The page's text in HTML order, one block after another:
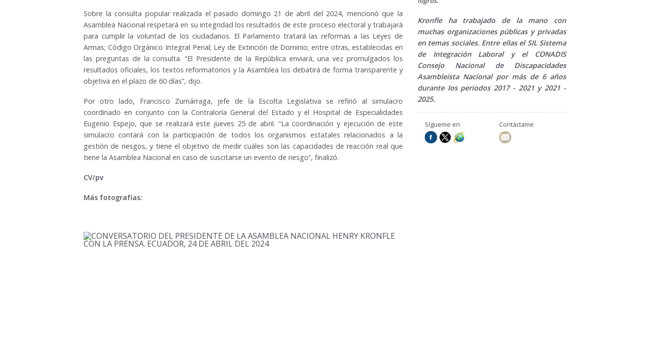
Sobre la consulta popular realizada el pasado domingo 21 de abril del 2024, mencionó que la
Asamblea Nacional respetará en su integridad los resultados de este proceso electoral y trabajará
para cumplir la voluntad de los ciudadanos. El Parlamento tratará las reformas a las Leyes de
Armas; Código Orgánico Integral Penal; Ley de Extinción de Dominio; entre otras, establecidas en
las preguntas de la consulta. “El Presidente de la República enviará, una vez promulgados los
resultados oficiales, los textos reformatorios y la Asamblea los debatirá de forma transparente y
objetiva en el plazo de 60 días”, dijo.
Por otro lado, Francisco Zumárraga, jefe de la Escolta Legislativa se refirió al simulacro
coordinado en conjunto con la Contraloría General del Estado y el Hospital de Especialidades
Eugenio Espejo, que se realizará este jueves 25 de abril. “La coordinación y ejecución de este
simulacro contará con la participación de todos los organismos estatales relacionados a la
gestión de riesgos, y tiene el objetivo de medir cuáles son las capacidades de reacción real que
tiene la Asamblea Nacional en caso de suscitarse un evento de riesgo”, finalizó.
CV/pv
Más fotografías:
Kronfle ha trabajado de la mano con
muchas organizaciones públicas y privadas
en temas sociales. Entre ellas el SIL Sistema
de Integración Laboral y el CONADIS
Consejo Nacional de Discapacidades
Asambleista Nacional por más de 6 años
durante los periodos 2017 - 2021 y 2021 -
2025.
Sígueme en Contáctame